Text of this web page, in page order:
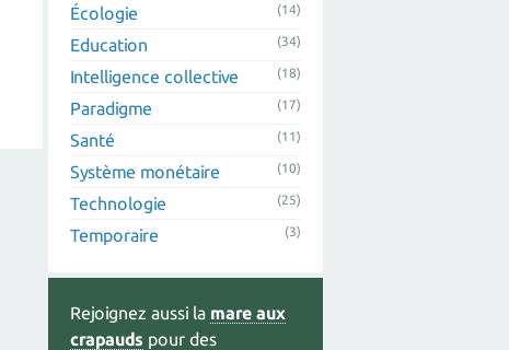
Écologie (14)
Education (34)
Intelligence collective (18)
Paradigme (17)
Santé (11)
Système monétaire (10)
Technologie (25)
Temporaire (3)
Rejoignez aussi la mare aux
crapauds pour des